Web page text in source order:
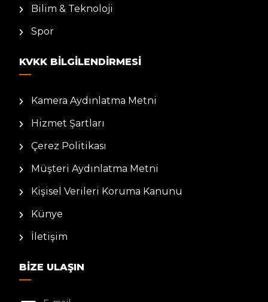
Bilim & Teknoloji
Spor
KVKK BILGILENDIRMESI
Kamera Aydınlatma Metni
Hizmet Şartları
Çerez Politikası
Müşteri Aydınlatma Metni
Kişisel Verileri Koruma Kanunu
Künye
İletişim
BIZE ULAŞIN